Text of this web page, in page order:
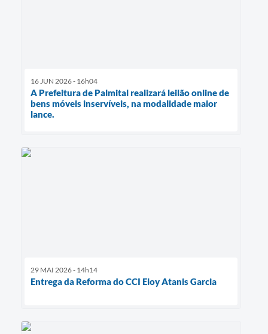
16 JUN 2026 - 16h04
A Prefeitura de Palmital realizará leilão online de
bens móveis inservíveis, na modalidade maior
lance.
29 MAI 2026 - 14h14
Entrega da Reforma do CCI Eloy Atanis Garcia